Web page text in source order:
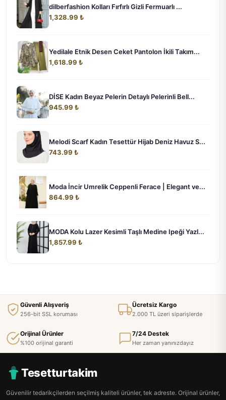
dilberfashion Kolları Fırfırlı Gizli Fermuarlı ...
1,328.99 ₺
Yedilale Etnik Desen Ceket Pantolon İkili Takım...
1,618.99 ₺
DİSE Kadın Beyaz Pelerin Detaylı Pelerinli Bell...
945.99 ₺
Melodi Scarf Kadın Tesettür Hijab Deniz Havuz S...
743.99 ₺
Moda İncir Umrelik Ceppenli Ferace | Elegant ve...
864.99 ₺
MODA Kolu Lazer Kesimli Taşlı Medine Ipeği Yazl...
1,857.99 ₺
Güvenli Alışveriş
256-bit SSL koruması
Ücretsiz Kargo
2.000 TL üzeri siparişlerde
Orijinal Ürünler
%100 orijinal garanti
7/24 Destek
Her zaman yanınızdayız
Tesetturtakim
Güvenilir tedarikçilerden seçilmiş kaliteli ürünler, tek adreste. Orijinal ürünler,